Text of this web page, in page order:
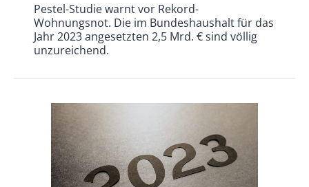
Pestel-Studie warnt vor Rekord-
Wohnungsnot. Die im Bundeshaushalt für das
Jahr 2023 angesetzten 2,5 Mrd. € sind völlig
unzureichend.